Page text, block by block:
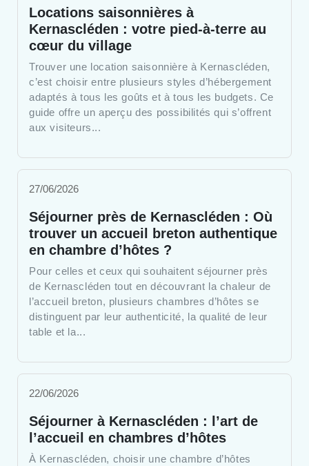
Locations saisonnières à
Kernascléden : votre pied-à-terre au
cœur du village
Trouver une location saisonnière à Kernascléden,
c’est choisir entre plusieurs styles d’hébergement
adaptés à tous les goûts et à tous les budgets. Ce
guide offre un aperçu des possibilités qui s’offrent
aux visiteurs...
27/06/2026
Séjourner près de Kernascléden : Où
trouver un accueil breton authentique
en chambre d’hôtes ?
Pour celles et ceux qui souhaitent séjourner près
de Kernascléden tout en découvrant la chaleur de
l’accueil breton, plusieurs chambres d’hôtes se
distinguent par leur authenticité, la qualité de leur
table et la...
22/06/2026
Séjourner à Kernascléden : l’art de
l’accueil en chambres d’hôtes
À Kernascléden, choisir une chambre d’hôtes